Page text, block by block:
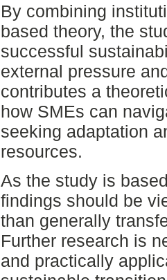
By combining
based theory, the
successful
external pressure
contributes a
how SMEs can
seeking adaptation
resources.
As the study is
findings should be
than generally
Further research is
and practically